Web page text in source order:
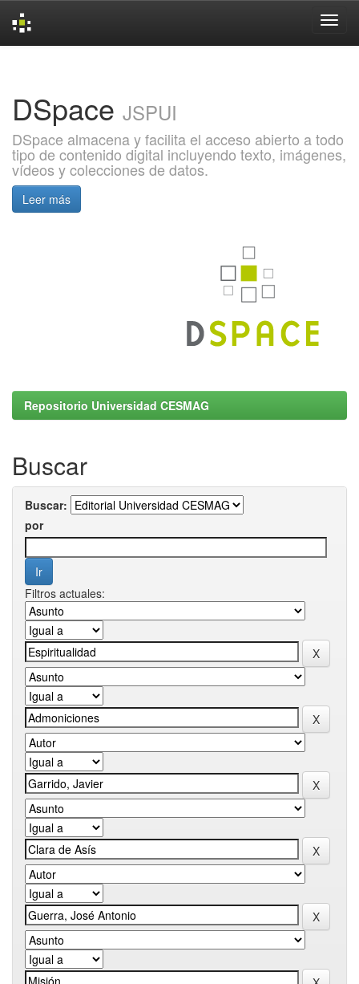
DSpace JSPUI
DSpace almacena y facilita el acceso abierto a todo
tipo de contenido digital incluyendo texto, imágenes,
vídeos y colecciones de datos.
Leer más
Repositorio Universidad CESMAG
Buscar
Buscar:
por
Filtros actuales: